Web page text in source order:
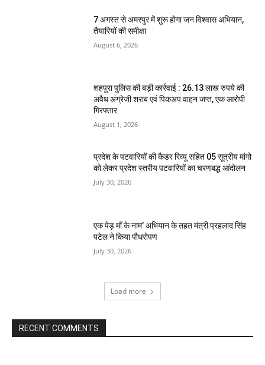
7 अगस्त से अमरपुर में शुरू होगा जन विश्वास अभियान,
तैयारियों की समीक्षा
August 6, 2026
शहपुरा पुलिस की बड़ी कार्रवाई : 26.13 लाख रुपये की
अवैध अंग्रेजी शराब एवं पिकअप वाहन जप्त, एक आरोपी
गिरफ्तार
August 1, 2026
प्रदेश के पटवारियों की कैडर रिव्यू सहित 05 सूत्रीय मांगो
को लेकर प्रदेश स्तरीय पटवारियों का चरणबद्ध आंदोलन
July 30, 2026
एक पेड़ माँ के नाम’ अभियान के तहत मंत्री प्रहलाद सिंह
पटेल ने किया पौधरोपण
July 30, 2026
Load more
RECENT COMMENTS